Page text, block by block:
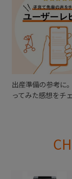
出産準備の参考に
ってみた感想をチ